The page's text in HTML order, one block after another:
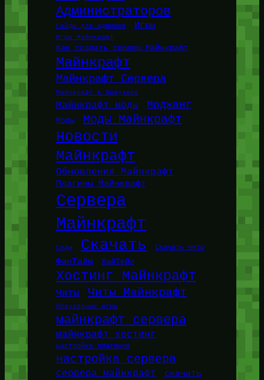
Администраторов
Гайды для админов Игры
Игры Майнкрафт
Как создать сервер Майнкрафт
Майнкрафт
Майнкрафт Сервера
Майнкрафт в браузере
Майнкрафт моды Моджанг
Моды Моды Майнкрафт
Новости
Майнкрафт
Обновления Майнкрафт
Плагины Майнкрафт
Сервера
Майнкрафт
Сиды Скачать Скачать читы
ФанТайм ХайТейл
Хостинг Майнкрафт
Читы Читы Майнкрафт
браузерные игры
майнкрафт сервера
майнкрафт хостинг
настройка плагинов
настройка сервера
сервера майнкрафт скачать